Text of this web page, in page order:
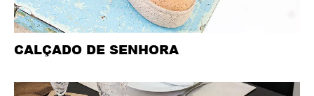
CALÇADO DE SENHORA